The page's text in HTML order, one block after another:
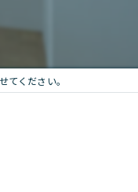
ください。